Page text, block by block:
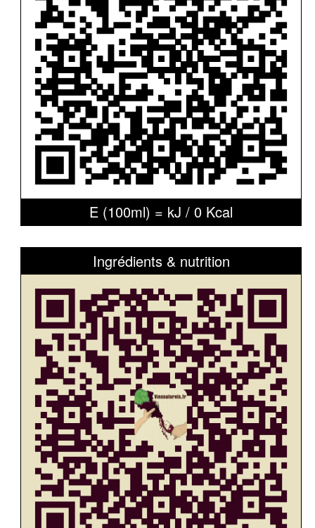
E (100ml) = kJ / 0 Kcal
Ingrédients & nutrition